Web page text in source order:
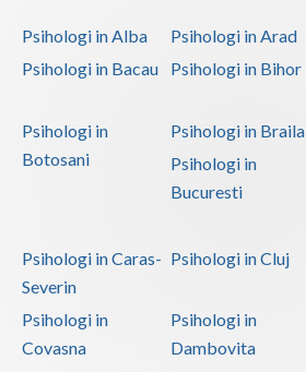
Psihologi in Alba Psihologi in Arad
Psihologi in Bacau
Psihologi in Bihor
Psihologi in
Botosani
Psihologi in Braila
Psihologi in
Bucuresti
Psihologi in Caras-
Severin
Psihologi in Cluj
Psihologi in
Covasna
Psihologi in
Dambovita